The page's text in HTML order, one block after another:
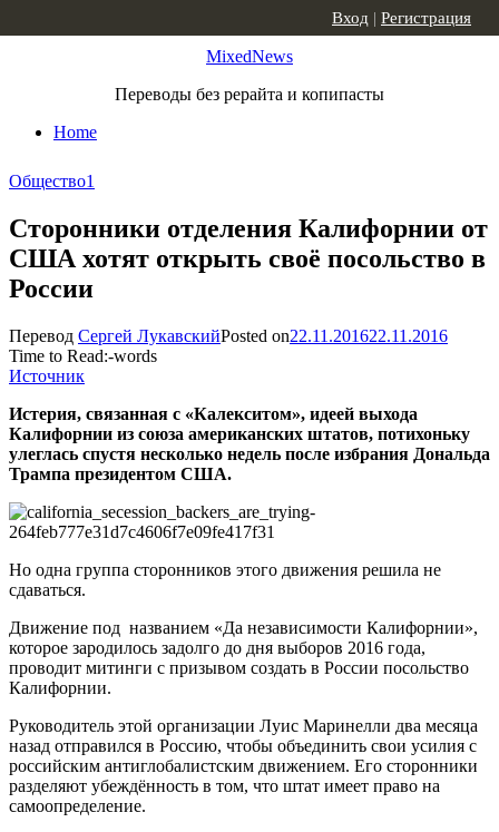
MixedNews
Переводы без рерайта и копипасты
Home
Вход | Регистрация
Общество1
Сторонники отделения Калифорнии от
США хотят открыть своё посольство в
России
Перевод Сергей ЛукавскийPosted on22.11.201622.11.2016
Time to Read:-words
Источник
Истерия, связанная с «Калекситом», идеей выхода
Калифорнии из союза американских штатов, потихоньку
улеглась спустя несколько недель после избрания Дональда
Трампа президентом США.
Но одна группа сторонников этого движения решила не
сдаваться.
Движение под названием «Да независимости Калифорнии»,
которое зародилось задолго до дня выборов 2016 года,
проводит митинги с призывом создать в России посольство
Калифорнии.
Руководитель этой организации Луис Маринелли два месяца
назад отправился в Россию, чтобы объединить свои усилия с
российским антиглобалистским движением. Его сторонники
разделяют убеждённость в том, что штат имеет право на
самоопределение.